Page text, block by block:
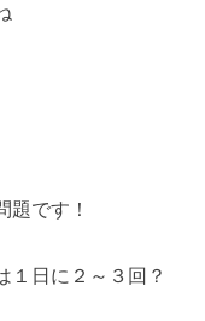
題です！
１日に２～３回？